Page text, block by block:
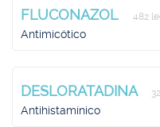
FLUCONAZOL 482
Antimicótico
DESLORATADINA
Antihistamínico